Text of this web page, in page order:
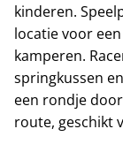
kinderen.
locatie voor
kamperen.
springkussen
een rondje
route, geschikt